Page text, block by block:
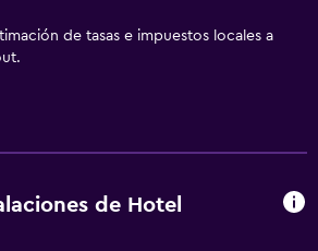
de tasas e impuestos locales a
de Hotel